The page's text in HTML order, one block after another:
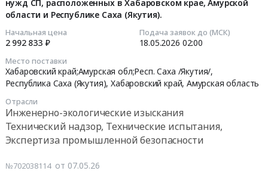
нужд СП, расположенных в Хабаровском крае, Амурской
области и Республике Саха (Якутия).
Начальная цена
2 992 833 ₽
Подача заявок до (МСК)
18.05.2026 02:00
Место поставки
Хабаровский край;Амурская обл;Респ. Саха /Якутия/,
Республика Саха (Якутия),Хабаровский край, Амурская область
Отрасли
Инженерно-экологические изыскания
Технический надзор, Технические испытания,
Экспертиза промышленной безопасности
№702038114 от 07.05.26
2026-